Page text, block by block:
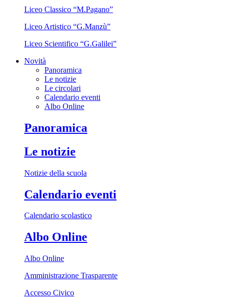
Liceo Classico “M.Pagano”
Liceo Artistico “G.Manzù”
Liceo Scientifico “G.Galilei”
Novità
Panoramica
Le notizie
Le circolari
Calendario eventi
Albo Online
Panoramica
Le notizie
Notizie della scuola
Calendario eventi
Calendario scolastico
Albo Online
Albo Online
Amministrazione Trasparente
Accesso Civico